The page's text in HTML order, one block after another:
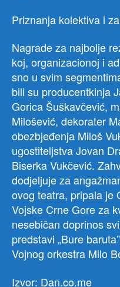
Priznanja kolektiva i
Na­gra­de za naj­bo­lje
koj, or­ga­ni­za­ci­o­noj i
sno u svim
bi­li su producentkinja
Gorica Šuškavčević,
Milošević, dekorater
obezbjeđenja Miloš
ugostiteljstva Jovan
Biserka Vukčević.
dodjeljuje za
ovog teatra, pripala je
Vojske Crne Gore za
nesebičan doprinos
predstavi „Bure
Vojnog orkestra Milo
Izvor: Dan.co.me